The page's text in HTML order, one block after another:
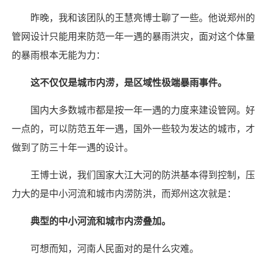
昨晚，我和该团队的王慧亮博士聊了一些。他说郑州的
管网设计只能用来防范一年一遇的暴雨洪灾，面对这个体量
的暴雨根本无能为力：
这不仅仅是城市内涝，是区域性极端暴雨事件。
国内大多数城市都是按一年一遇的力度来建设管网。好
一点的，可以防范五年一遇，国外一些较为发达的城市，才
做到了防三十年一遇的设计。
王博士说，我们国家大江大河的防洪基本得到控制，压
力大的是中小河流和城市内涝防洪，而郑州这次就是：
典型的中小河流和城市内涝叠加。
可想而知，河南人民面对的是什么灾难。